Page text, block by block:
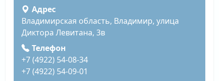
Адрес
Владимирская область, Владимир, улица
Диктора Левитана, 3в
Телефон
+7 (4922) 54-08-34
+7 (4922) 54-09-01